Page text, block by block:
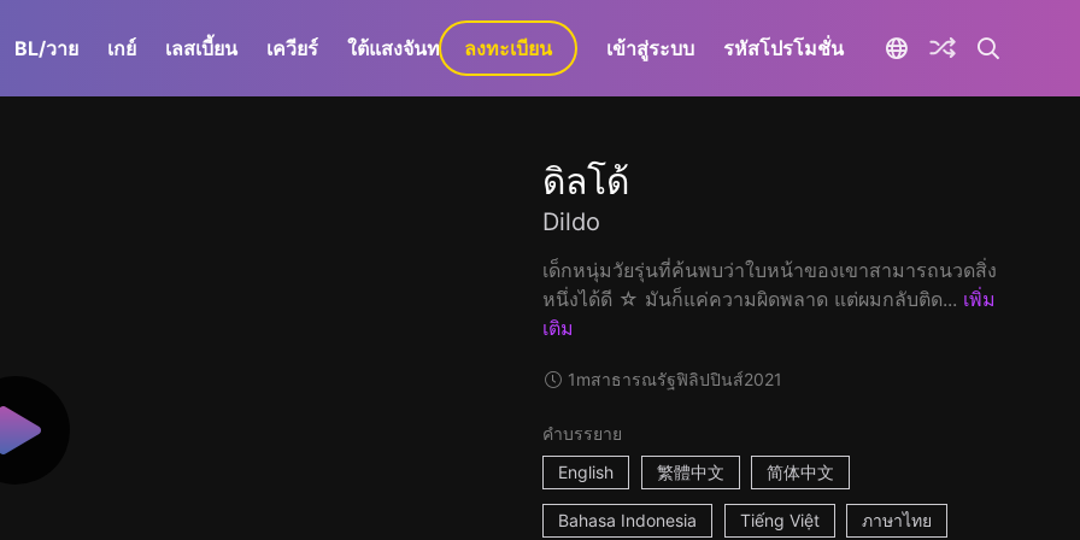
BL/วาย เกย์ เลสเบี้ยน เควียร์ ใต้แสงจันทร์ GaLa+
ลงทะเบียน เข้าสู่ระบบ รหัสโปรโมชั่น
ดิลโด้
Dildo
เด็กหนุ่มวัยรุ่นที่ค้นพบว่าใบหน้าของเขาสามารถนวดสิ่ง
หนึ่งได้ดี ☆ มันก็แค่ความผิดพลาด แต่ผมกลับติด... เพิ่ม
เติม
1mสาธารณรัฐฟิลิปปินส์2021
คำบรรยาย
English
繁體中文 简体中文
Bahasa Indonesia Tiếng Việt ภาษาไทย